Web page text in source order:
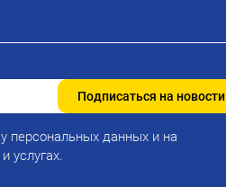
Подписаться на новости
персональных данных и на
услугах.